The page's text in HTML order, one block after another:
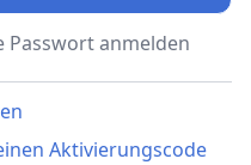
Passwort anmelden
Aktivierungscode